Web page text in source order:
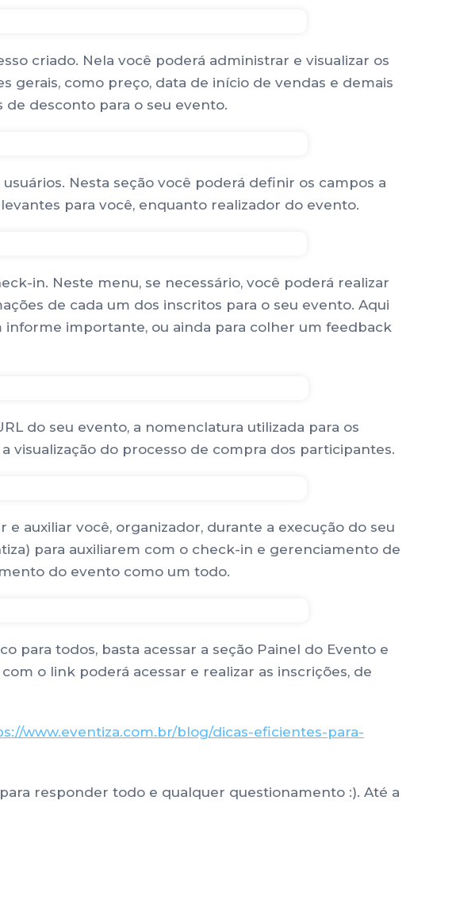
criado. Nela você poderá administrar e visualizar os
gerais, como preço, data de início de vendas e demais
desconto para o seu evento.
Nesta seção você poderá definir os campos a
para você, enquanto realizador do evento.
in. Neste menu, se necessário, você poderá realizar
de cada um dos inscritos para o seu evento. Aqui
importante, ou ainda para colher um feedback
do seu evento, a nomenclatura utilizada para os
visualização do processo de compra dos participantes.
auxiliar você, organizador, durante a execução do seu
para auxiliarem com o check-in e gerenciamento de
do evento como um todo.
para todos, basta acessar a seção Painel do Evento e
o link poderá acessar e realizar as inscrições, de
www.eventiza.com.br/blog/dicas-eficientes-para-
responder todo e qualquer questionamento :). Até a